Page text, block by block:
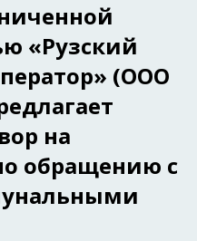
«Рузский
(ООО
на
обращению с